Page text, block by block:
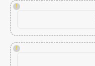
!
!